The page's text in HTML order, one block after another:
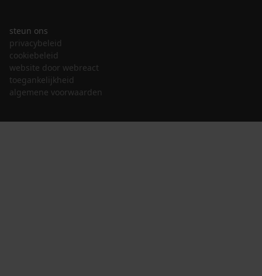
steun ons
privacybeleid
cookiebeleid
website door webreact
toegankelijkheid
algemene voorwaarden